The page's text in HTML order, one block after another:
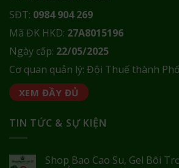
SĐT: 0984 904 269
Mã ĐK HKD: 27A8015196
Ngày cấp: 22/05/2025
Cơ quan quản lý: Đội Thuế thành
XEM ĐẦY ĐỦ
TIN TỨC & SỰ KIỆN
Shop Bao Cao Su, Gel Bôi